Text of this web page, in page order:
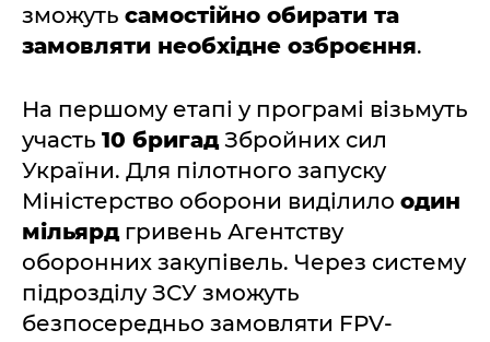
зможуть самостійно обирати та
замовляти необхідне озброєння.
На першому етапі у програмі візьмуть
участь 10 бригадЗбройних сил
України. Для пілотного запуску
Міністерство оборони виділило один
мільярдгривень Агентству
оборонних закупівель. Через систему
підрозділу ЗСУ зможуть
безпосередньо замовляти FPV-